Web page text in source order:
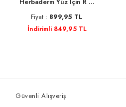
Fiyat : 899,95 TL
İndirimli 849,95 TL
Güvenli Alışveriş